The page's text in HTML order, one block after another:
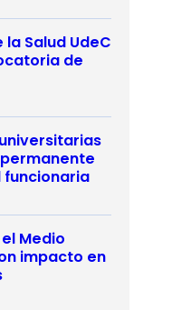
Salud UdeC
de
funcionaria
Medio
impacto en